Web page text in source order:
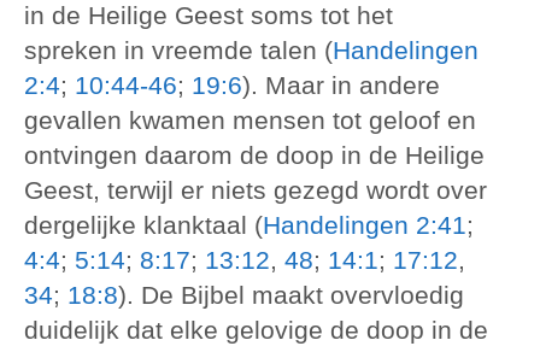
in de Heilige Geest soms tot het
spreken in vreemde talen (Handelingen
2:4; 10:44-46; 19:6). Maar in andere
gevallen kwamen mensen tot geloof en
ontvingen daarom de doop in de Heilige
Geest, terwijl er niets gezegd wordt over
dergelijke klanktaal (Handelingen 2:41;
4:4; 5:14; 8:17; 13:12, 48; 14:1; 17:12,
34; 18:8). De Bijbel maakt overvloedig
duidelijk dat elke gelovige de doop in de